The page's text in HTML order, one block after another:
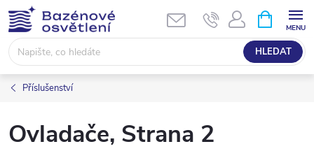
Přejít
na
obsah
HLEDAT
NÁKUPNÍ
KOŠÍK
Příslušenství
Ovladače, Strana 2